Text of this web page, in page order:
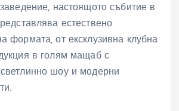
настоящото събитие в
естествено
формата, от ексклузивна клубна
в голям мащаб с
шоу и модерни